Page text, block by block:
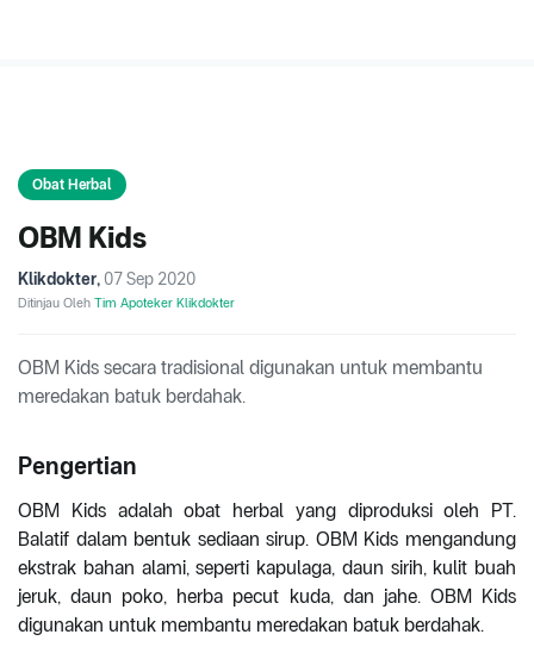
Obat Herbal
OBM Kids
Klikdokter, 07 Sep 2020
Ditinjau Oleh Tim Apoteker Klikdokter
OBM Kids secara tradisional digunakan untuk membantu
meredakan batuk berdahak.
Pengertian
OBM Kids adalah obat herbal yang diproduksi oleh PT.
Balatif dalam bentuk sediaan sirup. OBM Kids mengandung
ekstrak bahan alami, seperti kapulaga, daun sirih, kulit buah
jeruk, daun poko, herba pecut kuda, dan jahe. OBM Kids
digunakan untuk membantu meredakan batuk berdahak.